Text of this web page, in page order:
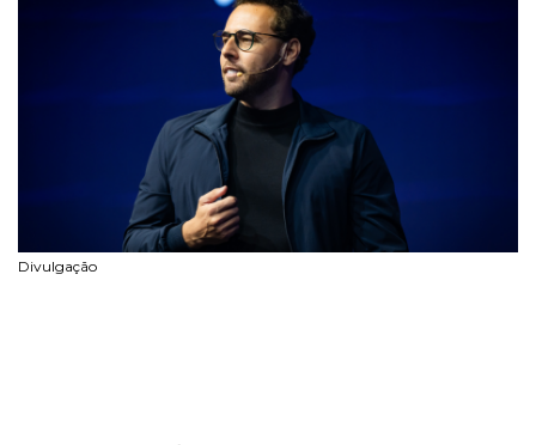
Divulgação